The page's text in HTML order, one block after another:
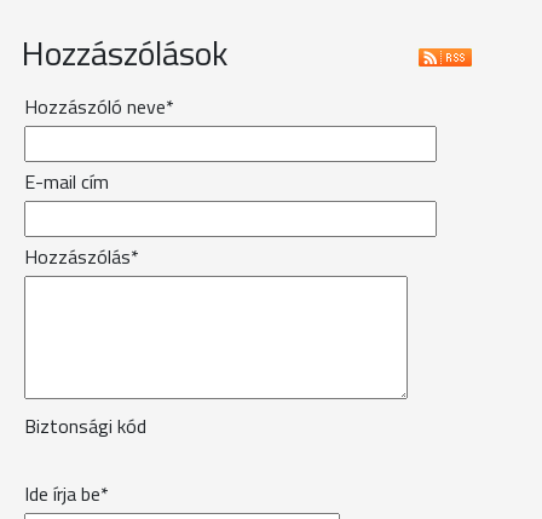
Hozzászólások
Hozzászóló neve*
E-mail cím
Hozzászólás*
Biztonsági kód
Ide írja be*